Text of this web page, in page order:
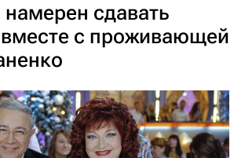
сдавать
вместе с проживающей